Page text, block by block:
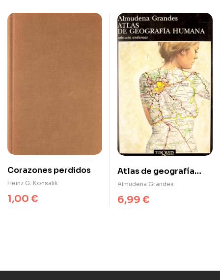
Corazones perdidos
Heinz G. Konsalik
1,00 €
Atlas de geografía
humana
Almudena Grandes
6,99 €